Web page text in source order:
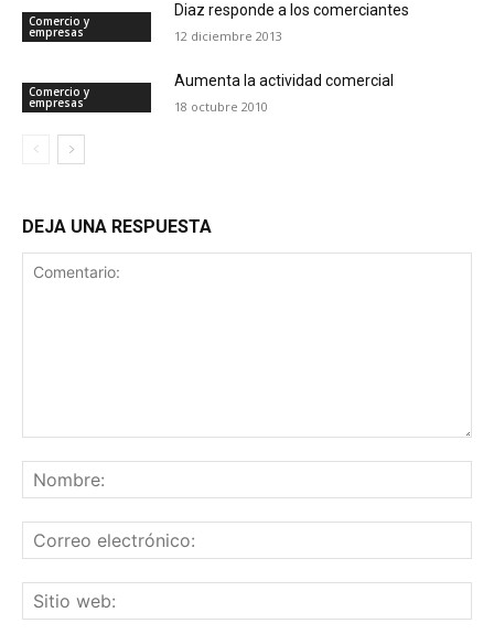
Comercio y
empresas
Diaz responde a los comerciantes
12 diciembre 2013
Comercio y
empresas
Aumenta la actividad comercial
18 octubre 2010
DEJA UNA RESPUESTA